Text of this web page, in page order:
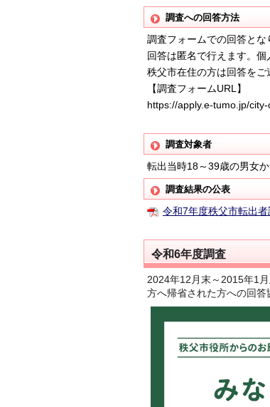
調査への回答方法
調査フォームでの回答とな
回答は匿名で行えます。個
秩父市在住の方は回答をご
【調査フォームURL】
https://apply.e-tumo.jp/
調査対象者
転出当時18～39歳の男女
調査結果の公表
令和7年度秩父市転出
令和6年度調査
2024年12月末～2015年1
方へ帰省された方への回答